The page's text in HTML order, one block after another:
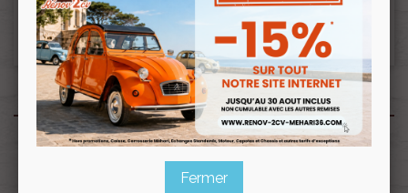
Ceci pourra donc retarder le départ de la
commande d’une semaine.??
Produits associés
Fermer